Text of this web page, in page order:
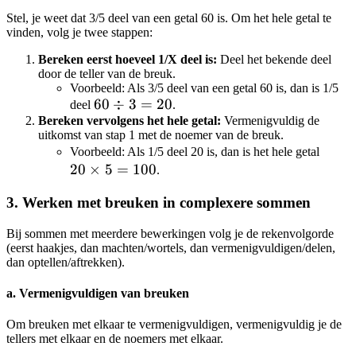
Stel, je weet dat 3/5 deel van een getal 60 is. Om het hele getal te
vinden, volg je twee stappen:
Bereken eerst hoeveel 1/X deel is: Deel het bekende deel
door de teller van de breuk.
Voorbeeld: Als 3/5 deel van een getal 60 is, dan is 1/5
deel 60
\div
3 =
20
60 ÷ 3 = 20.
Bereken vervolgens het hele getal: Vermenigvuldig de
uitkomst van stap 1 met de noemer van de breuk.
Voorbeeld: Als 1/5 deel 20 is, dan is het hele getal
20 × 5 = 100.
3. Werken met breuken in complexere sommen
Bij sommen met meerdere bewerkingen volg je de rekenvolgorde
(eerst haakjes, dan machten/wortels, dan vermenigvuldigen/delen,
dan optellen/aftrekken).
a. Vermenigvuldigen van breuken
Om breuken met elkaar te vermenigvuldigen, vermenigvuldig je de
tellers met elkaar en de noemers met elkaar.